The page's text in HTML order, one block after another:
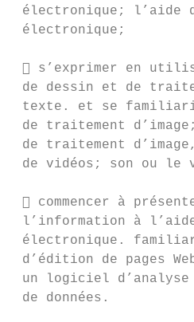
électronique; l’aide
électronique;
 s’exprimer en
de dessin et de
texte. et se
de traitement
de traitement
de vidéos; son ou le
 commencer à
l’information à
électronique.
d’édition de pages
un logiciel d’analyse
de données.